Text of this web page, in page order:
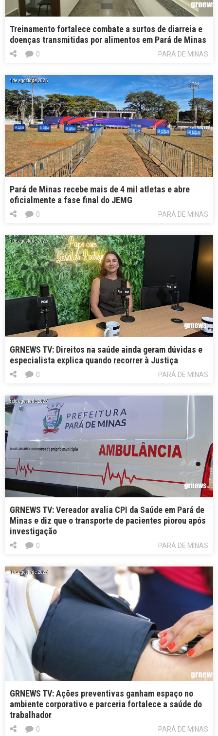
Treinamento fortalece combate a surtos de diarreia e
doenças transmitidas por alimentos em Pará de Minas
PARÁ DE MINAS
0
4 de agosto de 2026
Pará de Minas recebe mais de 4 mil atletas e abre
oficialmente a fase final do JEMG
PARÁ DE MINAS
0
3 de agosto de 2026
GRNEWS TV: Direitos na saúde ainda geram dúvidas e
especialista explica quando recorrer à Justiça
PARÁ DE MINAS
0
3 de agosto de 2026
GRNEWS TV: Vereador avalia CPI da Saúde em Pará de
Minas e diz que o transporte de pacientes piorou após
investigação
PARÁ DE MINAS
0
3 de agosto de 2026
GRNEWS TV: Ações preventivas ganham espaço no
ambiente corporativo e parceria fortalece a saúde do
trabalhador
PARÁ DE MINAS
0